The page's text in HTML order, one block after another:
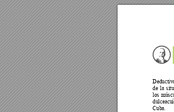
de la
los
Cuba.